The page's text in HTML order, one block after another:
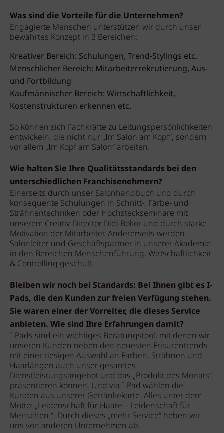
Was sind die Vorteile für die Unternehmen?
Engagierte Menschen unterstützen wir durch unser
bewährtes Konzept in 3 Bereichen:
Kreativer Bereich: Schulungen, Trend-Stylings etc.
Menschlicher Bereich: Mitarbeiterrekrutierung, Aus-
und Fortbildung
Kaufmännischer Bereich: Wirtschaftlichkeit,
Kostenstrukturen erkennen etc.
So können sich Fachkräfte zu Leitungspersönlichkeiten
entwickeln, die nicht nur „Im Salon am Kopf“, sondern
vor allem „Im Kopf am Salon“ arbeiten.
Wie halten Sie Ihre Qualitätsstandards bei den
unterschiedlichen Franchisenehmern?
Einerseits durch unser Salonhandbuch und durch
konsequente Schulungen in Schnitt-, Färbe- und
Strähnentechniken oder Hochsteckseminare mit
unserem Creativ-Director Didi Bokor und durch starke
Motivation der Mitarbeiter. Andererseits werden
Salonleiter und Geschäftspartner in unserer Akademie
in den Bereichen Menschenführung, Wirtschaftlichkeit
& Controlling geschult.
Bleiben wir noch bei Standards: Bei Ihnen gibt es I-
Pads, die den Kunden zur freien Verfügung stehen.
Sie waren einer der Vorreiter, die dieses Service
anbieten. Wie sind Ihre Erfahrungen damit?
I-Pads sind ein wichtiges Beratungstool, mit denen wir
unseren Kunden neben den neuesten Frisurentrends
mit einer riesigen Auswahl an Farben, Strähnen und
Haarlängen auch unser gesamtes
Dienstleistungsangebot und das „Produkt des Monats“
präsentieren können. Und via I-Pad wählen die
Kunden aus unserer Getränkekarte. Alles unter dem
Motto: „Leidenschaft für Haare – Leidenschaft für
Menschen.“. Durch dieses „mehr Service“ heben wir
uns von anderen Unternehmen ab.